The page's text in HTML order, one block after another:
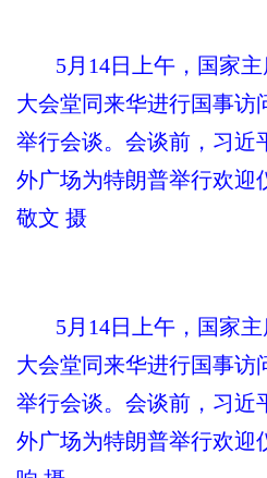
5月14日上午，国家
大会堂同来华进行国事访
举行会谈。会谈前，习近
外广场为特朗普举行欢迎
敬文 摄
5月14日上午，国家
大会堂同来华进行国事访
举行会谈。会谈前，习近
外广场为特朗普举行欢迎